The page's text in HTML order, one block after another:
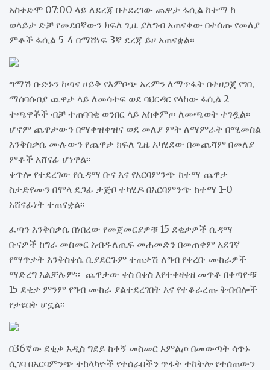
አስቀድሞ 07:00 ላይ ለደረጃ በተደረገው ጨዋታ ፋሲል ከተማ ከ
ወላይታ ድቻ የመደበኛውን ክፍለ ጊዜ ያለግብ አጠናቀው በተሰጡ የመለያ
ምቶች ፋሲል 5-4 በማሸነፍ 3ኛ ደረጃ ይዞ አጠናቋል፡፡
ግማሽ ቡድኑን ከጣና ሀይቅ የእምቦጭ አረምን ለማጥፋት በተዘጋጀ የገቢ
ማሰባሰብያ ጨዋታ ላይ ለመሳተፍ ወደ ባህርዳር የላከው ፋሲል 2
ተጫዋቾች ብቻ ተጠባባቂ ወንበር ላይ አስቀምጦ ለመጫወት ተገዷል፡፡
ሆኖም ጨዋታውን በማቀዝቀዝና ወደ መለያ ምት ለማምራት በሚመስል
እንቅስቃሴ ሙሉውን የጨዋታ ክፍለ ጊዜ አካሂደው በመጨሻም በመለያ
ምቶች አሸናፊ ሆነዋል፡፡
ቀጥሎ የተደረገው የሲዳማ ቡና እና የአርባምንጭ ከተማ ጨዋታ
ስታድየሙን በሞላ ደጋፊ ታጅቦ ተካሂዶ በአርባምንጭ ከተማ 1-0
አሸናፊነት ተጠናቋል፡፡
ፈጣን እንቅሰቃሴ በነበረው የመጀመርያዎቹ 15 ደቂቃዎች ሲዳማ
ቡናዎች ከግራ መስመር አብዱለጢፍ መሐመድን በመጠቀም አደገኛ
የማጥቃት እንቅስቀሴ ቢያደርጉም ተጠቃሽ ለግብ የቀረቡ ሙከራዎች
ማድረግ አልቻሉም፡፡ ጨዋታው ቀስ በቀስ እየተቀዛቀዘ መጥቶ በቀጣዮቹ
15 ደቂቃ ምንም የግብ ሙከራ ያልተደረገበት እና የተቆራረጡ ቅብብሎች
የታዩበት ሆኗል፡፡
በ36ኛው ደቂቃ አዲስ ግደይ ከቀኝ መስመር አምልጦ በመውጣት ሳጥኑ
ሲገባ በአርባምንጭ ተከላካዮች የተሰራበችን ጥፋት ተከትሎ የተሰጠውን